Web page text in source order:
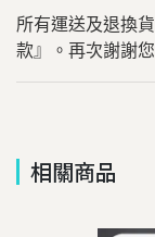
所有運送及退換
款』。再次謝謝您
相關商品